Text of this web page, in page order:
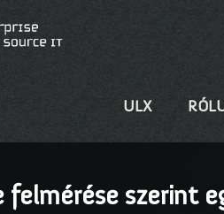
ULX
felmérése szerint